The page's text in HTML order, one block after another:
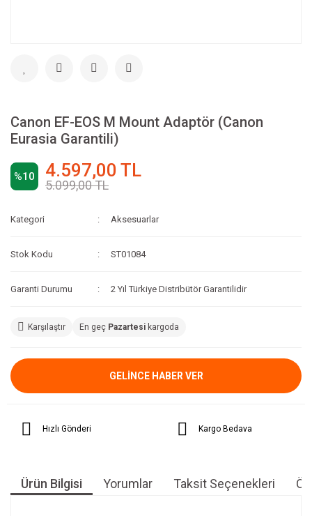
Canon EF-EOS M Mount Adaptör (Canon
Eurasia Garantili)
%10 4.597,00 TL
5.099,00 TL
Kategori Aksesuarlar
Stok Kodu ST01084
Garanti Durumu 2 Yıl Türkiye Distribütör Garantilidir
Karşılaştır En geç Pazartesi kargoda
GELİNCE HABER VER
Hızlı Gönderi Kargo Bedava
Ürün Bilgisi Yorumlar Taksit Seçenekleri